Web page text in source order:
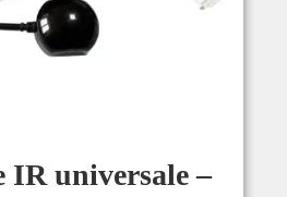
IR universale –